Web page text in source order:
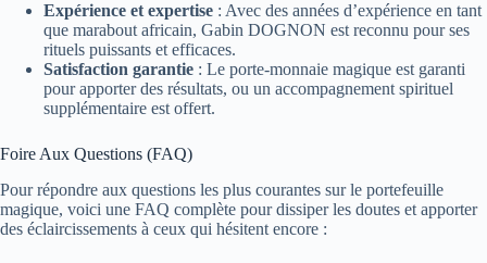
Expérience et expertise : Avec des années d’expérience en tant
que marabout africain, Gabin DOGNON est reconnu pour ses
rituels puissants et efficaces.
Satisfaction garantie : Le porte-monnaie magique est garanti
pour apporter des résultats, ou un accompagnement spirituel
supplémentaire est offert.
Foire Aux Questions (FAQ)
Pour répondre aux questions les plus courantes sur le portefeuille
magique, voici une FAQ complète pour dissiper les doutes et apporter
des éclaircissements à ceux qui hésitent encore :